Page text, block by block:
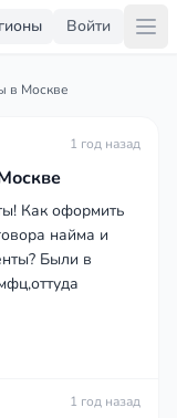
Войти
в Москве
1 год назад
Как оформить
найма и
Были в
1 год назад